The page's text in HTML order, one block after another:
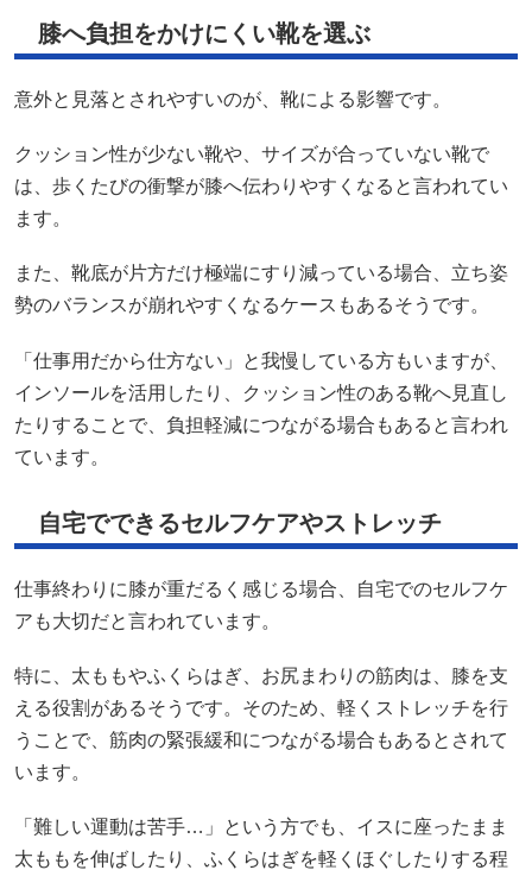
膝へ負担をかけにくい靴を選ぶ
意外と見落とされやすいのが、靴による影響です。
クッション性が少ない靴や、サイズが合っていない靴で
は、歩くたびの衝撃が膝へ伝わりやすくなると言われてい
ます。
また、靴底が片方だけ極端にすり減っている場合、立ち姿
勢のバランスが崩れやすくなるケースもあるそうです。
「仕事用だから仕方ない」と我慢している方もいますが、
インソールを活用したり、クッション性のある靴へ見直し
たりすることで、負担軽減につながる場合もあると言われ
ています。
自宅でできるセルフケアやストレッチ
仕事終わりに膝が重だるく感じる場合、自宅でのセルフケ
アも大切だと言われています。
特に、太ももやふくらはぎ、お尻まわりの筋肉は、膝を支
える役割があるそうです。そのため、軽くストレッチを行
うことで、筋肉の緊張緩和につながる場合もあるとされて
います。
「難しい運動は苦手…」という方でも、イスに座ったまま
太ももを伸ばしたり、ふくらはぎを軽くほぐしたりする程